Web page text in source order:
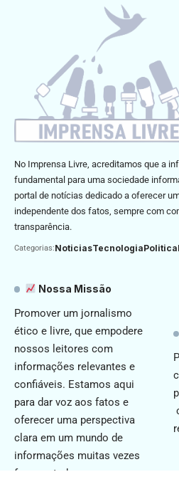
No Imprensa Livre, acreditamos que a
fundamental para uma sociedade
portal de notícias dedicado a oferecer
independente dos fatos, sempre com
transparência.
Categorias:NoticiasTecnologiaPolitica
Nossa Missão
Promover um jornalismo
ético e livre, que empodere
nossos leitores com
informações relevantes e
confiáveis. Estamos aqui
para dar voz aos fatos e
oferecer uma perspectiva
clara em um mundo de
informações muitas vezes
fragmentadas.